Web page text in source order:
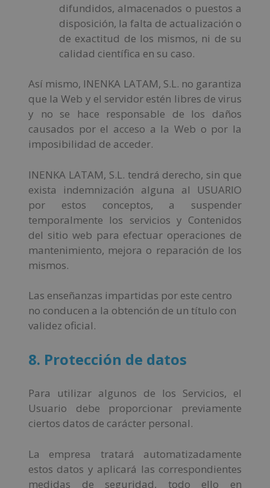
difundidos, almacenados o puestos a
disposición, la falta de actualización o
de exactitud de los mismos, ni de su
calidad científica en su caso.
Así mismo, INENKA LATAM, S.L. no garantiza
que la Web y el servidor estén libres de virus
y no se hace responsable de los daños
causados por el acceso a la Web o por la
imposibilidad de acceder.
INENKA LATAM, S.L. tendrá derecho, sin que
exista indemnización alguna al USUARIO
por estos conceptos, a suspender
temporalmente los servicios y Contenidos
del sitio web para efectuar operaciones de
mantenimiento, mejora o reparación de los
mismos.
Las enseñanzas impartidas por este centro
no conducen a la obtención de un título con
validez oficial.
8. Protección de datos
Para utilizar algunos de los Servicios, el
Usuario debe proporcionar previamente
ciertos datos de carácter personal.
La empresa tratará automatizadamente
estos datos y aplicará las correspondientes
medidas de seguridad, todo ello en